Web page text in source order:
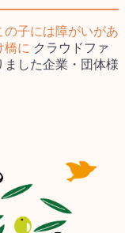
の子には障がいがあ
橋に クラウドファ
ました企業・団体様